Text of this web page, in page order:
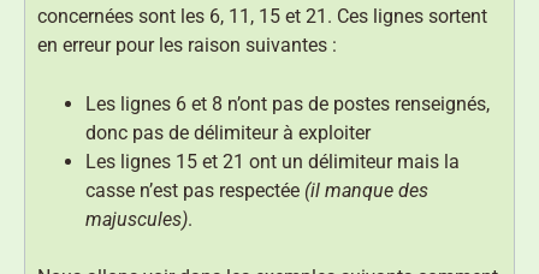
concernées sont les 6, 11, 15 et 21. Ces lignes sortent
en erreur pour les raison suivantes :
Les lignes 6 et 8 n’ont pas de postes renseignés,
donc pas de délimiteur à exploiter
Les lignes 15 et 21 ont un délimiteur mais la
casse n’est pas respectée (il manque des
majuscules).